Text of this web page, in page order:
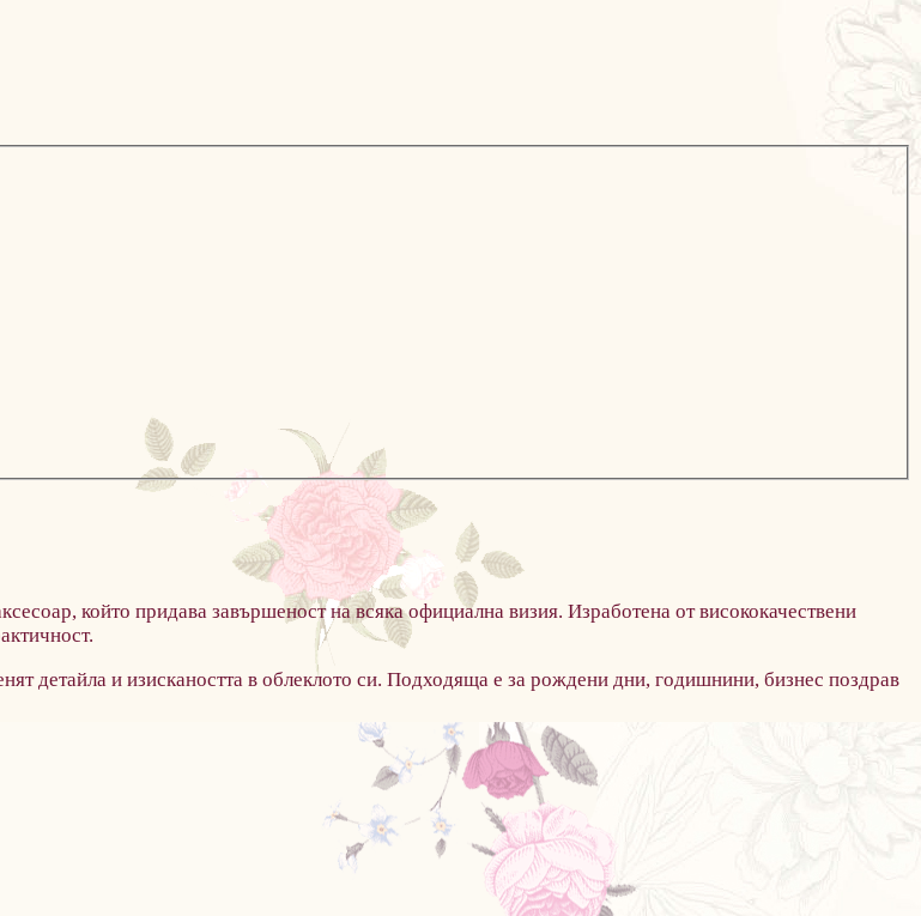
който придава завършеност на всяка официална визия. Изработена от висококачествени
детайла и изискаността в облеклото си. Подходяща е за рождени дни, годишнини, бизнес поздрав